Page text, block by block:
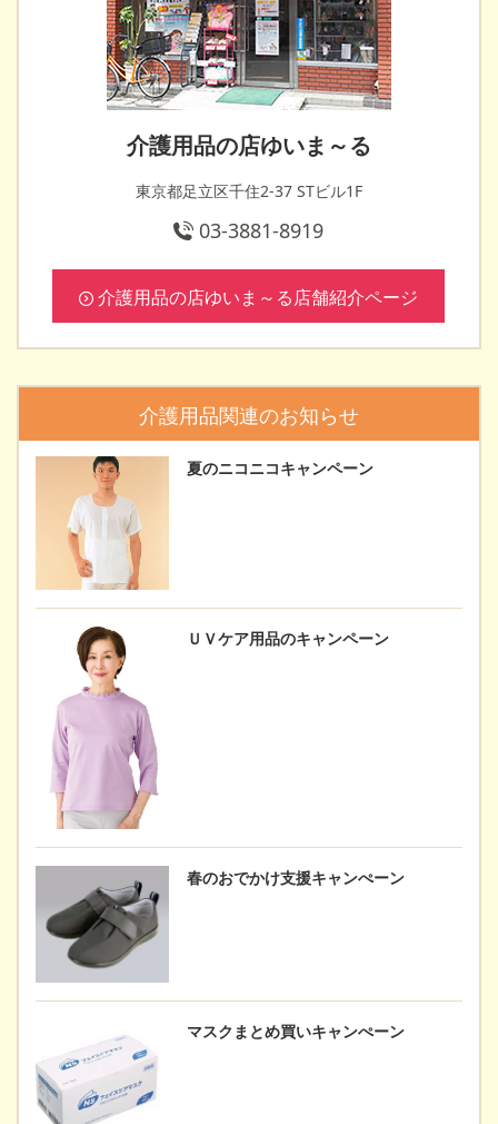
介護用品の店ゆいま～る
東京都足立区千住2-37 STビル1F
03-3881-8919
介護用品の店ゆいま～る店舗紹介ページ
介護用品関連のお知らせ
夏のニコニコキャンペーン
ＵＶケア用品のキャンペーン
春のおでかけ支援キャンぺーン
マスクまとめ買いキャンぺーン